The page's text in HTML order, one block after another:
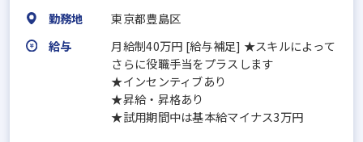
勤務地
東京都豊島区
給与
月給制40万円 [給与補足] ★スキルによって
さらに役職手当をプラスします
★インセンティブあり
★昇給・昇格あり
★試用期間中は基本給マイナス3万円